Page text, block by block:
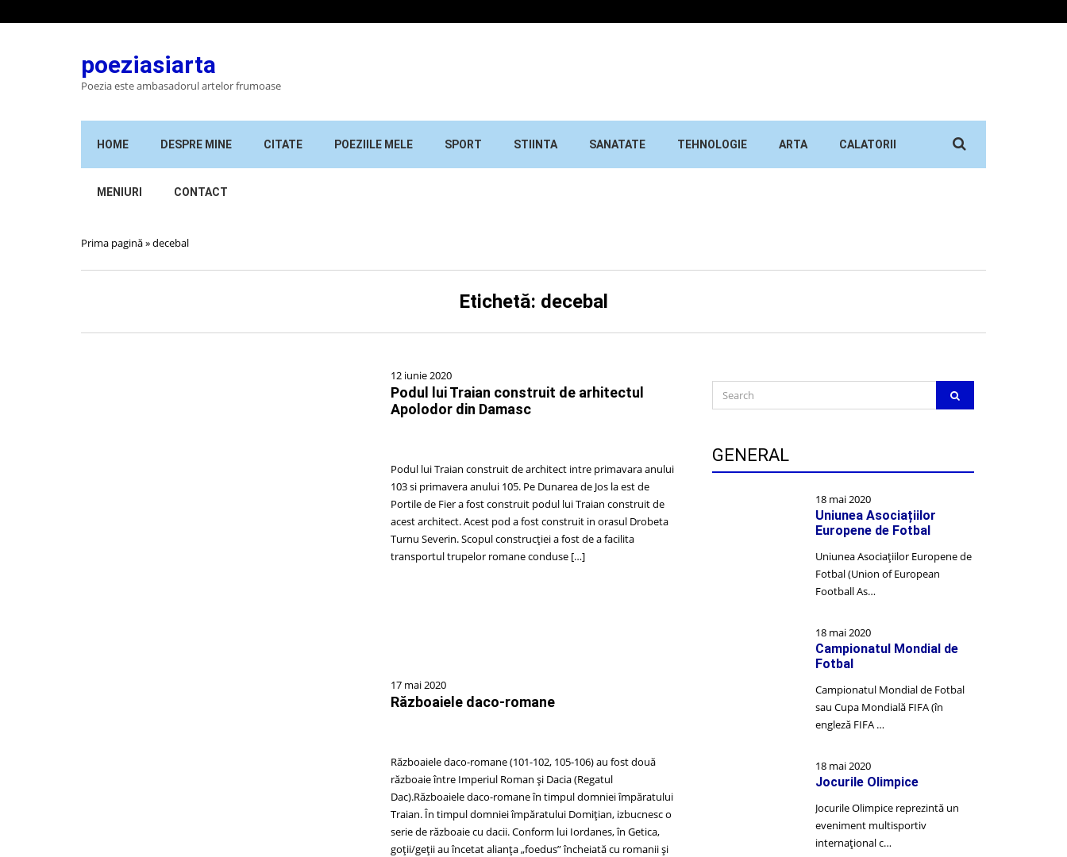
poeziasiarta
Poezia este ambasadorul artelor frumoase
HOME DESPRE MINE CITATE POEZIILE MELE SPORT STIINTA SANATATE TEHNOLOGIE ARTA CALATORII
MENIURI CONTACT
for:
Prima pagină»decebal
Etichetă: decebal
12 iunie 2020
Podul lui Traian construit de arhitectul
Apolodor din Damasc
Podul lui Traian construit de architect intre primavara anului
103 si primavera anului 105. Pe Dunarea de Jos la est de
Portile de Fier a fost construit podul lui Traian construit de
acest architect. Acest pod a fost construit in orasul Drobeta
Turnu Severin. Scopul construcției a fost de a facilita
transportul trupelor romane conduse […]
17 mai 2020
Războaiele daco-romane
Războaiele daco-romane (101-102, 105-106) au fost două
războaie între Imperiul Roman și Dacia (Regatul
Dac).Războaiele daco-romane în timpul domniei împăratului
Traian. În timpul domniei împăratului Domițian, izbucnesc o
serie de războaie cu dacii. Conform lui Iordanes, în Getica,
goții/geții au încetat alianța „foedus” încheiată cu romanii și
Search
for:
GENERAL
18 mai 2020
Uniunea Asociațiilor
Europene de Fotbal
Uniunea Asociațiilor Europene de
Fotbal (Union of European
Football As…
18 mai 2020
Campionatul Mondial de
Fotbal
Campionatul Mondial de Fotbal
sau Cupa Mondială FIFA (în
engleză FIFA …
18 mai 2020
Jocurile Olimpice
Jocurile Olimpice reprezintă un
eveniment multisportiv
internațional c…